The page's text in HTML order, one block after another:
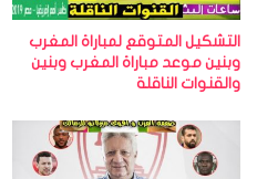
التشكيل المتوقع لمباراة المغرب
وبنين موعد مباراة المغرب وبنين
والقنوات الناقلة